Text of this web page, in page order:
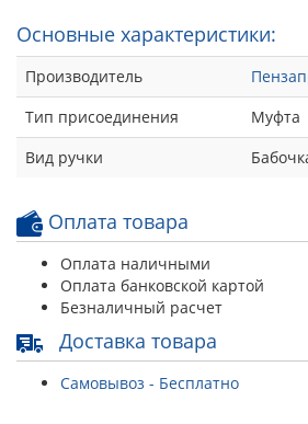
Основные характеристики:
Производитель
Тип присоединения
Муфта
Вид ручки
Оплата товара
Оплата наличными
Оплата банковской картой
Безналичный расчет
Доставка товара
Самовывоз - Бесплатно